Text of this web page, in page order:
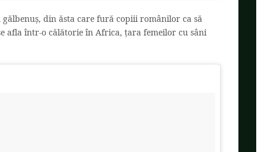
din ăsta care fură copiii românilor ca să
afla într-o călătorie în Africa, țara femeilor cu sâni